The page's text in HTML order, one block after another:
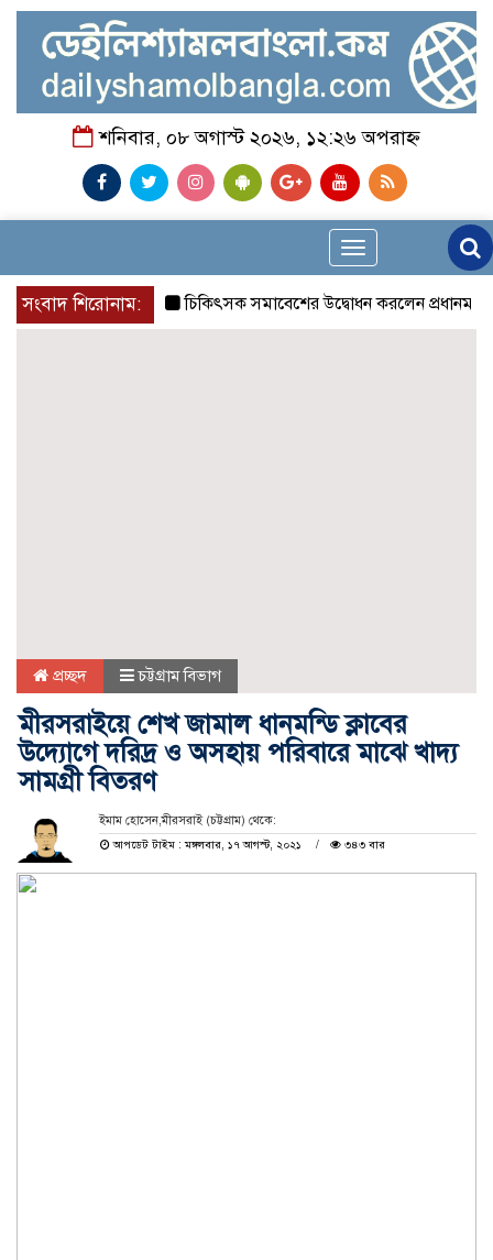
শনিবার, ০৮ অগাস্ট ২০২৬, ১২:২৬ অপরাহ্ন
Toggle
navigation
সংবাদ শিরোনাম:
চিকিৎসক সমাবেশের উদ্বোধন করলেন প্রধানমন্ত্রী
প্রচ্ছদ চট্টগ্রাম বিভাগ
মীরসরাইয়ে শেখ জামাল ধানমন্ডি ক্লাবের
উদ্যোগে দরিদ্র ও অসহায় পরিবারে মাঝে খাদ্য
সামগ্রী বিতরণ
ইমাম হোসেন,মীরসরাই (চট্টগ্রাম) থেকে:
আপডেট টাইম : মঙ্গলবার, ১৭ আগস্ট, ২০২১
৩৪৩ বার